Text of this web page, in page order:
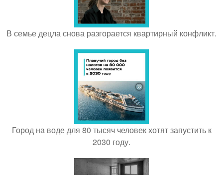
В семье децла снова разгорается квартирный конфликт.
Город на воде для 80 тысяч человек хотят запустить к
2030 году.